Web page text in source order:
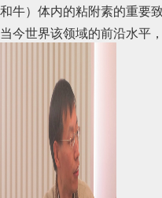
和牛）体内的粘附素的重要
当今世界该领域的前沿水平